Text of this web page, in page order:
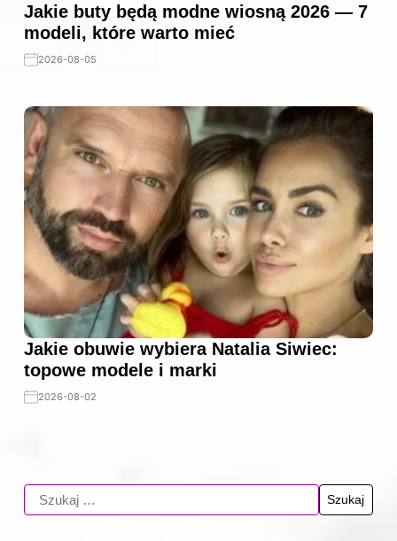
Jakie buty będą modne wiosną 2026 — 7
modeli, które warto mieć
2026-08-05
Jakie obuwie wybiera Natalia Siwiec:
topowe modele i marki
2026-08-02